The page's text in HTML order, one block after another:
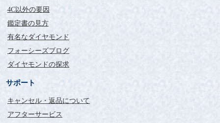
4C以外の要因
鑑定書の見方
有名なダイヤモンド
フォーシーズブログ
ダイヤモンドの探求
サポート
キャンセル・返品について
アフターサービス